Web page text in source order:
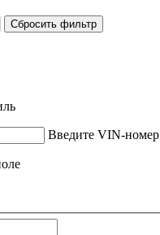
Сбросить фильтр
Введите VIN-номер